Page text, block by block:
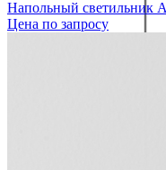
Напольный светильник
Цена по запросу